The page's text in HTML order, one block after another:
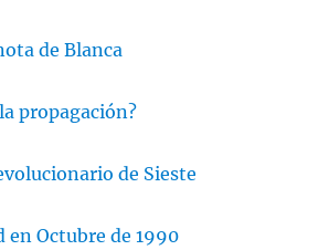
de Blanca
propagación?
de Sieste
en Octubre de 1990